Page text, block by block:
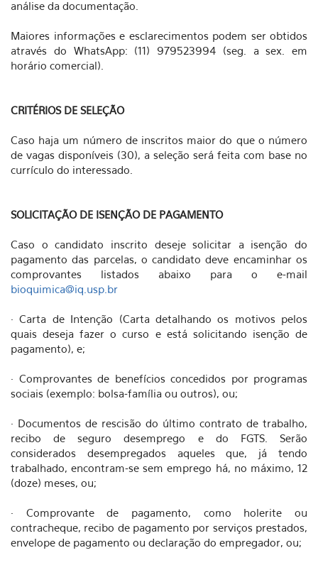
análise da documentação.
Maiores informações e esclarecimentos podem ser obtidos
através do WhatsApp: (11) 979523994 (seg. a sex. em
horário comercial).
CRITÉRIOS DE SELEÇÃO
Caso haja um número de inscritos maior do que o número
de vagas disponíveis (30), a seleção será feita com base no
currículo do interessado.
SOLICITAÇÃO DE ISENÇÃO DE PAGAMENTO
Caso o candidato inscrito deseje solicitar a isenção do
pagamento das parcelas, o candidato deve encaminhar os
comprovantes listados abaixo para o e-mail
bioquimica@iq.usp.br
· Carta de Intenção (Carta detalhando os motivos pelos
quais deseja fazer o curso e está solicitando isenção de
pagamento), e;
· Comprovantes de benefícios concedidos por programas
sociais (exemplo: bolsa-família ou outros), ou;
· Documentos de rescisão do último contrato de trabalho,
recibo de seguro desemprego e do FGTS. Serão
considerados desempregados aqueles que, já tendo
trabalhado, encontram-se sem emprego há, no máximo, 12
(doze) meses, ou;
· Comprovante de pagamento, como holerite ou
contracheque, recibo de pagamento por serviços prestados,
envelope de pagamento ou declaração do empregador, ou;